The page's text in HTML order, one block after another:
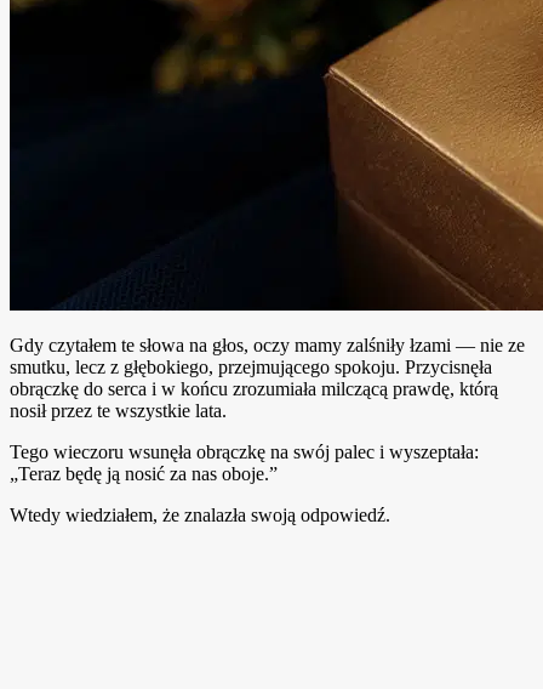
Gdy czytałem te słowa na głos, oczy mamy zalśniły łzami — nie ze
smutku, lecz z głębokiego, przejmującego spokoju. Przycisnęła
obrączkę do serca i w końcu zrozumiała milczącą prawdę, którą
nosił przez te wszystkie lata.
Tego wieczoru wsunęła obrączkę na swój palec i wyszeptała:
„Teraz będę ją nosić za nas oboje.”
Wtedy wiedziałem, że znalazła swoją odpowiedź.